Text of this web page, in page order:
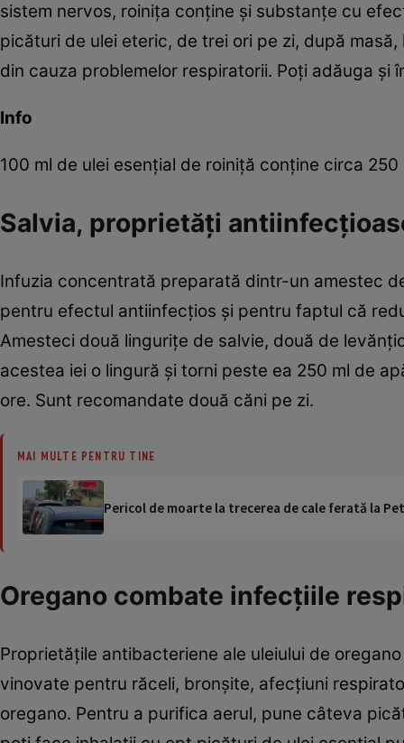
sistem nervos, roiniţa conţine şi substanţe cu
picături de ulei eteric, de trei ori pe zi, după
din cauza problemelor respiratorii. Poţi adăuga
Info
100 ml de ulei esenţial de roiniţă conţine circa
Salvia, proprietăţi
Infuzia concentrată preparată dintr-un amestec
pentru efectul antiinfecţios şi pentru faptul că
Amesteci două linguriţe de salvie, două de
acestea iei o lingură şi torni peste ea 250 ml de
ore. Sunt recomandate două căni pe zi.
MAI MULTE PENTRU TINE
Pericol de moarte la trecerea de cale ferată la
Oregano combate infecţiile
Proprietăţile antibacteriene ale uleiului de
vinovate pentru răceli, bronşite, afecţiuni
oregano. Pentru a purifica aerul, pune câteva